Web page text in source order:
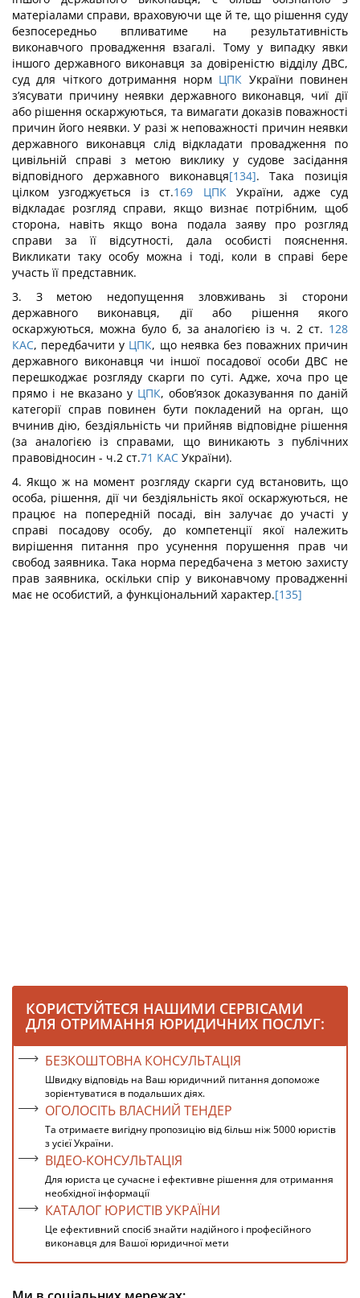
матеріалами справи, враховуючи ще й те, що рішення суду
безпосередньо впливатиме на результативність
виконавчого провадження взагалі. Тому у випадку явки
іншого державного виконавця за довіреністю відділу ДВС,
суд для чіткого дотримання норм ЦПК України повинен
з’ясувати причину неявки державного виконавця, чиї дії
або рішення оскаржуються, та вимагати доказів поважності
причин його неявки. У разі ж неповажності причин неявки
державного виконавця слід відкладати провадження по
цивільній справі з метою виклику у судове засідання
відповідного державного виконавця[134]. Така позиція
цілком узгоджується із ст.169 ЦПКУкраїни, адже суд
відкладає розгляд справи, якщо визнає потрібним, щоб
сторона, навіть якщо вона подала заяву про розгляд
справи за її відсутності, дала особисті пояснення.
Викликати таку особу можна і тоді, коли в справі бере
участь її представник.
3. З метою недопущення зловживань зі сторони
державного виконавця, дії або рішення якого
оскаржуються, можна було б, за аналогією із ч. 2 ст. 128
КАС, передбачити у ЦПК, що неявка без поважних причин
державного виконавця чи іншої посадової особи ДВС не
перешкоджає розгляду скарги по суті. Адже, хоча про це
прямо і не вказано у ЦПК, обов’язок доказування по даній
категорії справ повинен бути покладений на орган, що
вчинив дію, бездіяльність чи прийняв відповідне рішення
(за аналогією із справами, що виникають з публічних
правовідносин - ч.2 ст.71 КАС України).
4. Якщо ж на момент розгляду скарги суд встановить, що
особа, рішення, дії чи бездіяльність якої оскаржуються, не
працює на попередній посаді, він залучає до участі у
справі посадову особу, до компетенції якої належить
вирішення питання про усунення порушення прав чи
свобод заявника. Така норма передбачена з метою захисту
прав заявника, оскільки спір у виконавчому провадженні
має не особистий, а функціональний характер.[135]
КОРИСТУЙТЕСЯ НАШИМИ СЕРВІСАМИ
ДЛЯ ОТРИМАННЯ ЮРИДИЧНИХ ПОСЛУГ:
БЕЗКОШТОВНА КОНСУЛЬТАЦІЯ
Швидку відповідь на Ваш юридичний питання допоможе
зорієнтуватися в подальших діях.
ОГОЛОСІТЬ ВЛАСНИЙ ТЕНДЕР
Та отримаєте вигідну пропозицію від більш ніж 5000 юристів
з усієї України.
ВІДЕО-КОНСУЛЬТАЦІЯ
Для юриста це сучасне і ефективне рішення для отримання
необхідної інформації
КАТАЛОГ ЮРИСТІВ УКРАЇНИ
Це ефективний спосіб знайти надійного і професійного
виконавця для Вашої юридичної мети